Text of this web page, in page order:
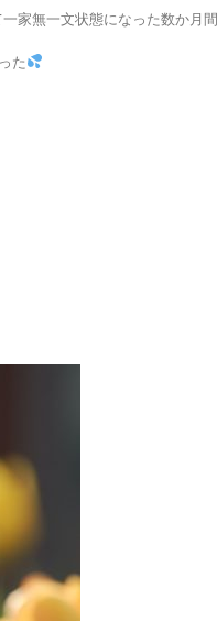
家無一文状態になった数か月間
た